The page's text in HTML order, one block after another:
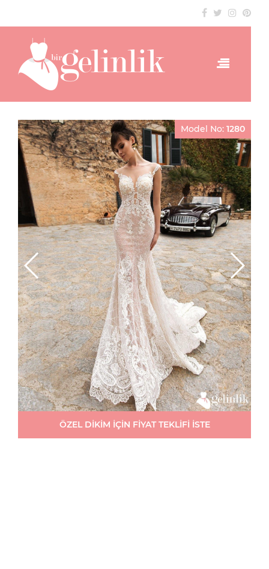
Model No: 1280
ÖZEL DİKİM İÇİN FİYAT TEKLİFİ İSTE